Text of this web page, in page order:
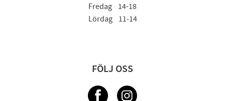
Fredag 14-18
Lördag 11-14
FÖLJ OSS